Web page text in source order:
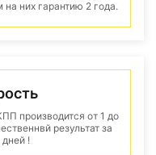
них гарантию 2 года.
производится от 1 до
результат за
дней !